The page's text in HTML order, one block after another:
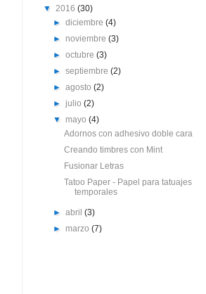
▼ 2016 (30)
►diciembre(4)
► noviembre(3)
►octubre(3)
►septiembre(2)
►agosto(2)
►julio(2)
▼ mayo(4)
Adornos con adhesivo doble cara
Creando timbres con Mint
Fusionar Letras
Tatoo Paper - Papel para tatuajes
temporales
►abril(3)
► marzo(7)